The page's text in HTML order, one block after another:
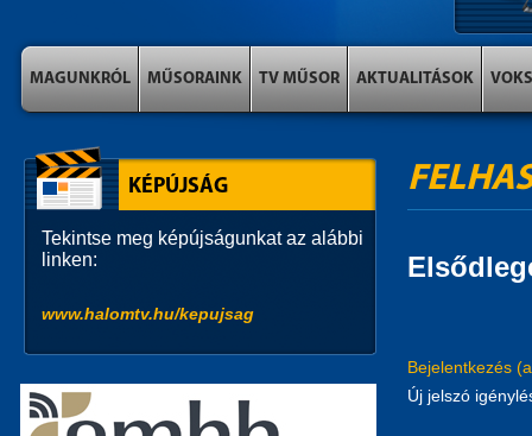
MAGUNKRÓL MŰSORAINK TV MŰSOR AKTUALITÁSOK VOKS
Bejelentkezés
Új jelszó
KÉPÚJSÁG
Tekintse meg képújságunkat az alábbi
linken:
www.halomtv.hu/kepujsag